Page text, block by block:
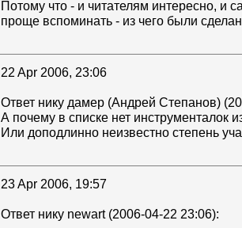
Потому что - и читателям интересно, и
проще вспоминать - из чего были
22 Apr 2006, 23:06
Ответ нику дамер (Андрей Степанов)
А почему в списке нет инструменталок
Или доподлинно неизвестно степень
23 Apr 2006, 19:57
Ответ нику newart (2006-04-22 23:06):